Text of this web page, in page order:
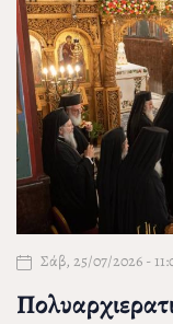
Σάβ, 25/07/2026 -